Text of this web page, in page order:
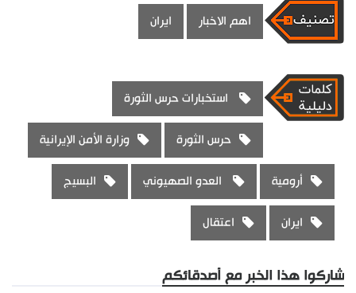
اهم الاخبار ايران
استخبارات حرس الثورة
حرس الثورة وزارة الأمن الإيرانية
أرومية العدو الصهيوني البسيج
ايران اعتقال
شاركوا هذا الخبر مع أصدقائكم